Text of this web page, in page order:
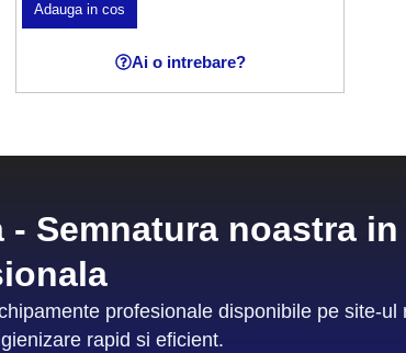
Adauga in cos
Ai o intrebare?
Semnatura noastra
profesionale disponibile pe site-ul
rapid si eficient.